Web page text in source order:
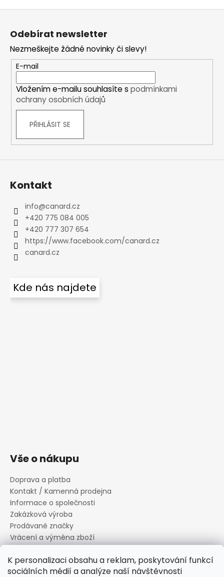
K personalizaci obsahu a reklam, poskytování funkcí
sociálních médií a analýze naší návštěvnosti
Z
Odebírat newsletter
Nezmeškejte žádné novinky či slevy!
E-mail
Vložením e-mailu souhlasíte s podmínkami
ochrany osobních údajů
PŘIHLÁSIT SE
Kontakt
info@canard.cz
+420 775 084 005
+420 777 307 654
https://www.facebook.com/canard.cz
canard.cz
Kde nás najdete
Vše o nákupu
Doprava a platba
Kontakt / Kamenná prodejna
Informace o společnosti
Zakázková výroba
Prodávané značky
Vrácení a výměna zboží
Informace o souborech cookies
Reklamační řád